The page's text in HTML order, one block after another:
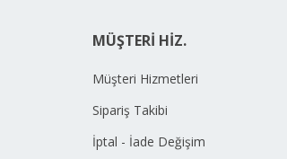
MÜŞTERİ HİZ.
Müşteri Hizmetleri
Sipariş Takibi
İptal - İade Değişim